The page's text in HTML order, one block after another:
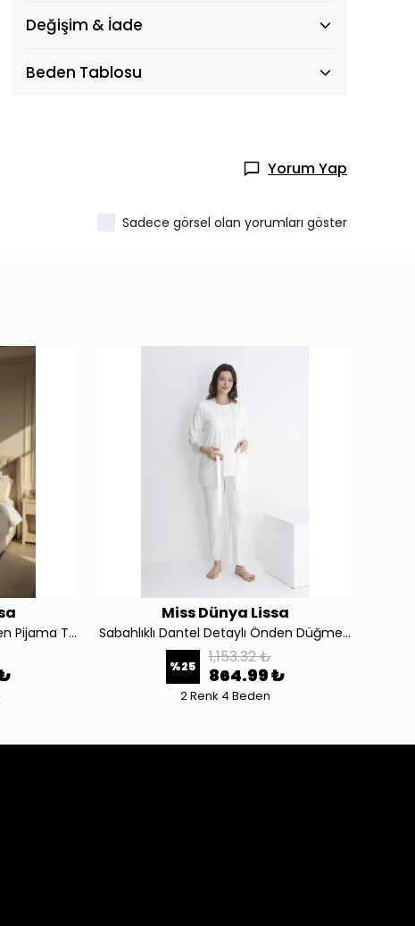
Değişim & İade
Beden Tablosu
Yorum Yap
Sadece görsel olan yorumları göster
Soft Glow Gömlek Yaka Saten Pijama Takımı 4553
Miss Dünya Lissa
Sabahlıklı Dantel Detaylı Önden Düğmeli Hamile ve Lohusa Pijama Takımı 4445
%25 1,153.32 ₺
864.99 ₺
2 Renk 4 Beden